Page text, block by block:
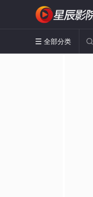
 全部分类 